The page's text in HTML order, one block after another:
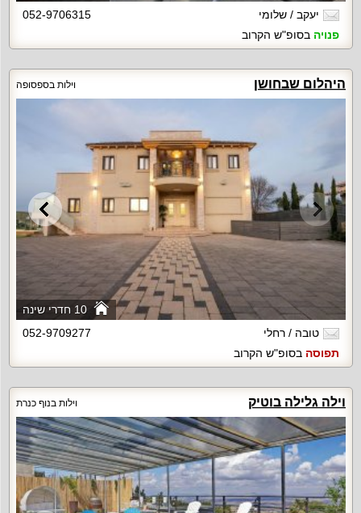
יעקב / שלומי
052-9706315
פנויה בסופ"ש הקרוב
היהלום שבחושן וילות בספסופה
10 חדרי שינה
טובה / רחלי
052-9709277
תפוסה בסופ"ש הקרוב
וילה גלילה בוטיק וילות בנוף כנרת